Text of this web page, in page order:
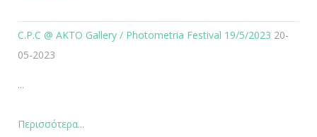
C.P.C @ AKTO Gallery / Photometria Festival 19/5/2023 20-
05-2023
...
Περισσότερα...